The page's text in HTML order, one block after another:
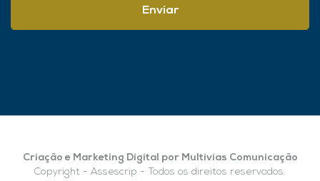
Enviar
Criação e Marketing Digital por Multivias Comunicação
Copyright - Assescrip - Todos os direitos reservados.